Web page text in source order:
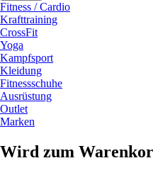
Fitness / Cardio
Krafttraining
CrossFit
Yoga
Kampfsport
Kleidung
Fitnessschuhe
Ausrüstung
Outlet
Marken
Wird zum